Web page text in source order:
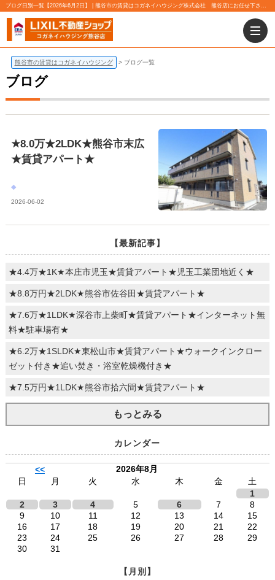
ブログ日別一覧【2026年6月2日】 | 熊谷市の賃貸はコガネイハウジング株式会社 熊谷店にお任せ下さい！
熊谷市の賃貸はコガネイハウジング ブログ一覧
ブログ
★8.0万★2LDK★熊谷市末広
★賃貸アパート★
2026-06-02
【最新記事】
★4.4万★1K★本庄市児玉★賃貸アパート★児玉工業団地近く★
★8.8万円★2LDK★熊谷市佐谷田★賃貸アパート★
★7.6万★1LDK★深谷市上柴町★賃貸アパート★インターネット無
料★駐車場有★
★6.2万★1SLDK★東松山市★賃貸アパート★ウォークインクロー
ゼット付き★追い焚き・浴室乾燥機付き★
★7.5万円★1LDK★熊谷市拾六間★賃貸アパート★
もっとみる
カレンダー
<<
2026年8月
日
月 火 水 木 金
土
1
2
3 4 5 6 7
8
9
10 11 12 13 14
15
16
17 18 19 20 21
22
23
24 25 26 27 28
29
30
31
【月別】